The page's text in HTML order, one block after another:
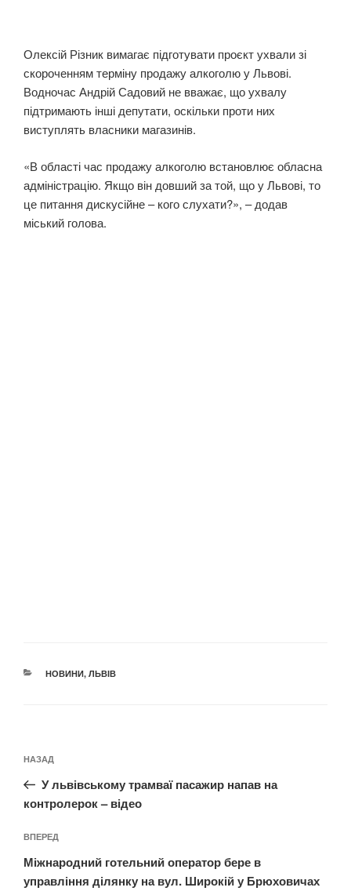
Олексій Різник вимагає підготувати проєкт ухвали зі
скороченням терміну продажу алкоголю у Львові.
Водночас Андрій Садовий не вважає, що ухвалу
підтримають інші депутати, оскільки проти них
виступлять власники магазинів.
«В області час продажу алкоголю встановлює обласна
адміністрацію. Якщо він довший за той, що у Львові, то
це питання дискусійне – кого слухати?», – додав
міський голова.
КАТЕГОРІЇ
НОВИНИ, ЛЬВІВ
записів
Попередній
запис:
НАЗАД
У львівському трамваї пасажир напав на
контролерок – відео
Наступний
запис
ВПЕРЕД
Міжнародний готельний оператор бере в
управління ділянку на вул. Широкій у Брюховичах